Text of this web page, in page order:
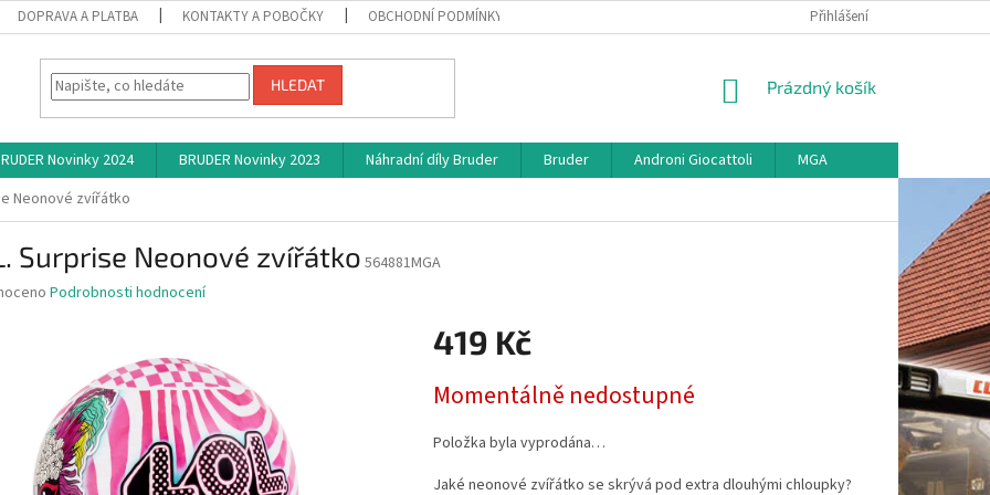
DOPRAVA A PLATBA KONTAKTY A POBOČKY OBCHODNÍ PODMÍNKY MAPA SERVERU
Přihlášení
HLEDAT
NÁKUPNÍ
Prázdný košík
Novinky 2024 BRUDER Novinky 2023 Náhradní díly Bruder Bruder Androni Giocattoli
MGA
Neonové zvířátko
Surprise Neonové zvířátko 564881MGA
Podrobnosti hodnocení
419 Kč
cena:
Momentálně nedostupné
Položka byla vyprodána…
Jaké neonové zvířátko se skrývá pod extra dlouhými chloupky?